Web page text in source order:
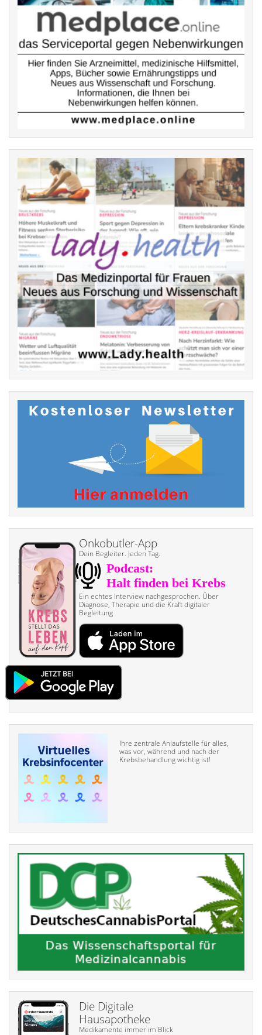
Onkobutler-App
Dein Begleiter. Jeden Tag.
Ein echtes Interview nach­gesprochen. Über
Diagnose, Therapie und die Kraft digitaler
Begleitung
Ihre zentrale Anlaufstelle für alles,
was vor, während und nach der
Krebsbehandlung wichtig ist!
Die Digitale
Hausapotheke
Medikamente immer im Blick